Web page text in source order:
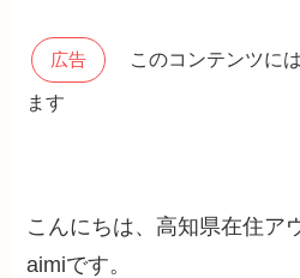
広告 このコンテンツに
ます
こんにちは、高知県在住ア
aimiです。